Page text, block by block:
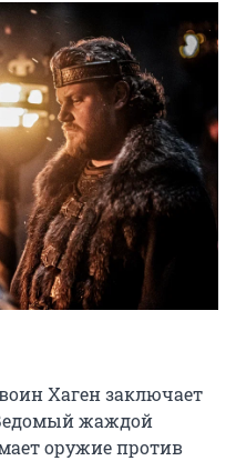
Хаген заключает
жаждой
оружие против